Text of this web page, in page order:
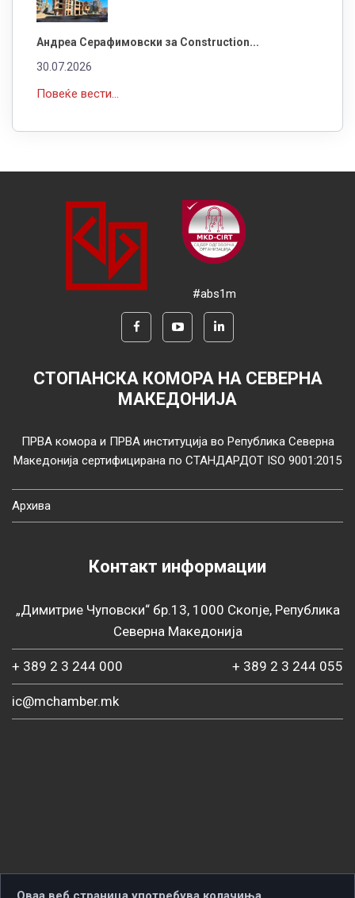
Андреа Серафимовски за Construction...
30.07.2026
Повеќе вести...
#abs1m
СТОПАНСКА КОМОРА НА СЕВЕРНА
МАКЕДОНИЈА
ПРВА комора и ПРВА институција во Република Северна
Македонија сертифицирана по СТАНДАРДОТ ISO 9001:2015
Архива
Контакт информации
„Димитрие Чуповски“ бр.13, 1000 Скопје, Република
Северна Македонија
+ 389 2 3 244 000 + 389 2 3 244 055
ic@mchamber.mk